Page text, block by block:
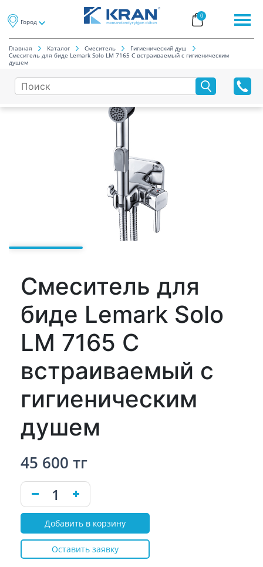
Город
0
Главная Каталог Смеситель
Гигиенический душ
Смеситель для биде Lemark Solo LM 7165 C встраиваемый с гигиеническим
душем
Смеситель для
биде Lemark Solo
LM 7165 C
встраиваемый с
гигиеническим
душем
45 600 тг
Добавить в корзину
Оставить заявку